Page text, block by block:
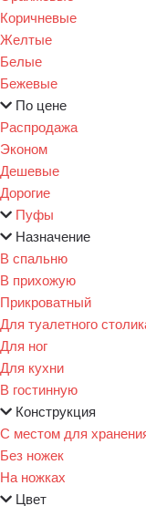
Коричневые
Желтые
Белые
Бежевые
По цене
Распродажа
Эконом
Дешевые
Дорогие
Пуфы
Назначение
В спальню
В прихожую
Прикроватный
Для туалетного
Для ног
Для кухни
В гостинную
Конструкция
С местом для
Без ножек
На ножках
Цвет